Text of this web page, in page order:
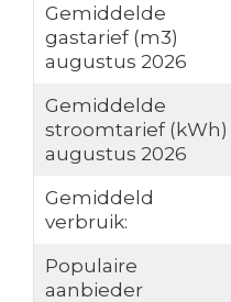
Gemiddelde
gastarief (m3)
augustus 2026
Gemiddelde
stroomtarief (kWh)
augustus 2026
Gemiddeld
verbruik:
Populaire
aanbieder